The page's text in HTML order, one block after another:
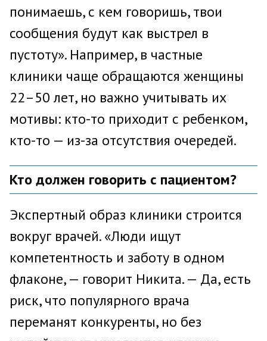
понимаешь, с кем говоришь, твои
сообщения будут как выстрел в
пустоту». Например, в частные
клиники чаще обращаются женщины
22–50 лет, но важно учитывать их
мотивы: кто-то приходит с ребенком,
кто-то — из-за отсутствия очередей.
Кто должен говорить с пациентом?
Экспертный образ клиники строится
вокруг врачей. «Люди ищут
компетентность и заботу в одном
флаконе, — говорит Никита. — Да, есть
риск, что популярного врача
переманят конкуренты, но без